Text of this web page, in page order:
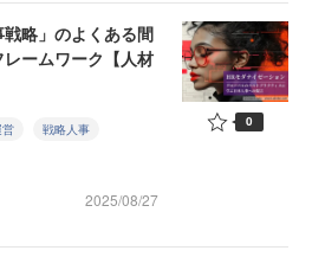
戦略」のよくある間
ームワーク【人材
戦略人事
2025/08/27
0